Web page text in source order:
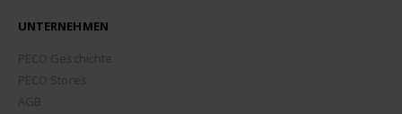
UNTERNEHMEN
PECO Geschichte
PECO Stores
AGB